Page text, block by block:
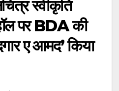
स्वीकृति
पर BDA की
ए आमद’ किया